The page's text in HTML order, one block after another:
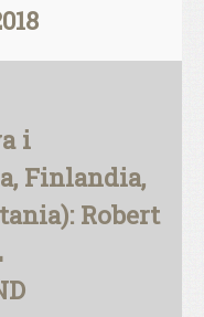
i
Finlandia,
Robert